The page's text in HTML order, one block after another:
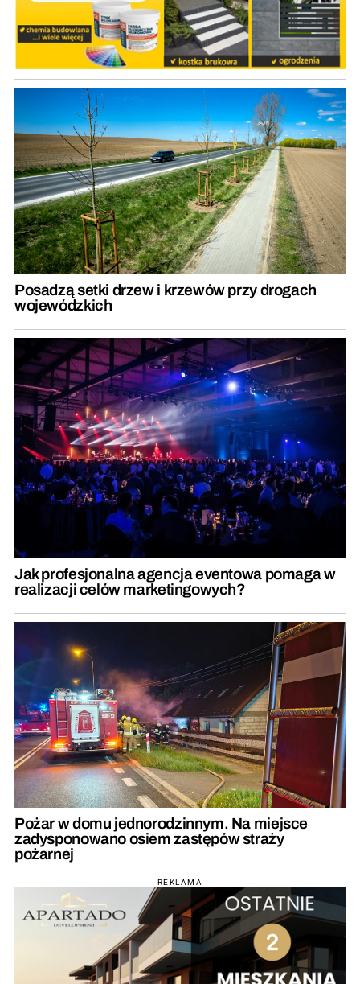
Posadzą setki drzew i krzewów przy drogach
wojewódzkich
Jak profesjonalna agencja eventowa pomaga w
realizacji celów marketingowych?
Pożar w domu jednorodzinnym. Na miejsce
zadysponowano osiem zastępów straży
pożarnej
REKLAMA